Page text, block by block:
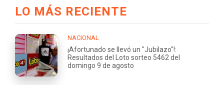
LO MÁS RECIENTE
NACIONAL
¡Afortunado se llevó un "Jubilazo"!:
Resultados del Loto sorteo 5462 del
domingo 9 de agosto